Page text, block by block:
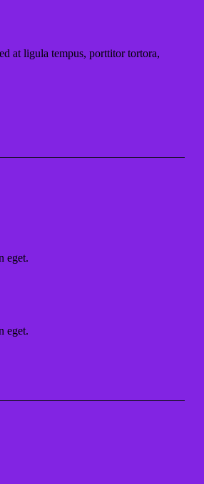
at ligula tempus, porttitor tortora,
eget.
eget.